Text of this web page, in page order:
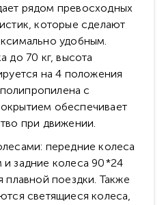
рядом превосходных
которые сделают
удобным.
до 70 кг, высота
на 4 положения
с
обеспечивает
при движении.
передние колеса
задние колеса 90*24
плавной поездки. Также
светящиеся колеса,